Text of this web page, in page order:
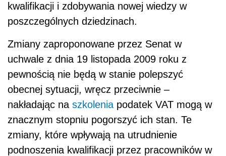
kwalifikacji i zdobywania nowej wiedzy w
poszczególnych dziedzinach.
Zmiany zaproponowane przez Senat w
uchwale z dnia 19 listopada 2009 roku z
pewnością nie będą w stanie polepszyć
obecnej sytuacji, wręcz przeciwnie –
nakładając na szkolenia podatek VAT mogą w
znacznym stopniu pogorszyć ich stan. Te
zmiany, które wpływają na utrudnienie
podnoszenia kwalifikacji przez pracowników w